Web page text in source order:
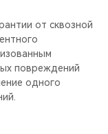
от сквозной
повреждений
одного